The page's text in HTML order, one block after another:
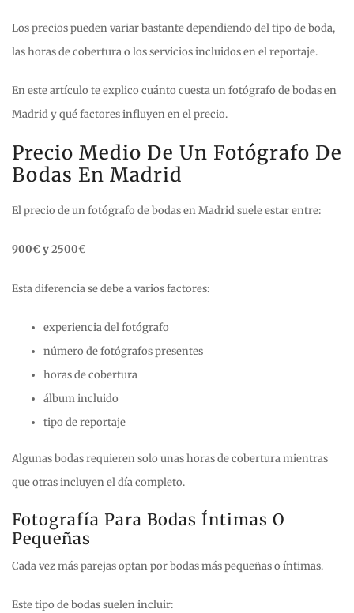
Los precios pueden variar bastante dependiendo del tipo de boda,
las horas de cobertura o los servicios incluidos en el reportaje.
En este artículo te explico cuánto cuesta un fotógrafo de bodas en
Madrid y qué factores influyen en el precio.
Precio Medio De Un Fotógrafo De
Bodas En Madrid
El precio de un fotógrafo de bodas en Madrid suele estar entre:
900€ y 2500€
Esta diferencia se debe a varios factores:
experiencia del fotógrafo
número de fotógrafos presentes
horas de cobertura
álbum incluido
tipo de reportaje
Algunas bodas requieren solo unas horas de cobertura mientras
que otras incluyen el día completo.
Fotografía Para Bodas Íntimas O
Pequeñas
Cada vez más parejas optan por bodas más pequeñas o íntimas.
Este tipo de bodas suelen incluir: